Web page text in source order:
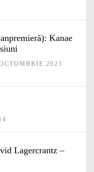
Kanae
2023
Lagercrantz –